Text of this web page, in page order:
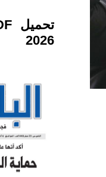
2026